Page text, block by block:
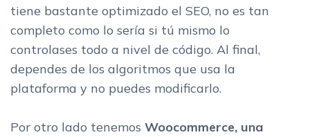
tiene bastante optimizado el SEO, no es tan
completo como lo sería si tú mismo lo
controlases todo a nivel de código. Al final,
dependes de los algoritmos que usa la
plataforma y no puedes modificarlo.
Por otro lado tenemos Woocommerce, una